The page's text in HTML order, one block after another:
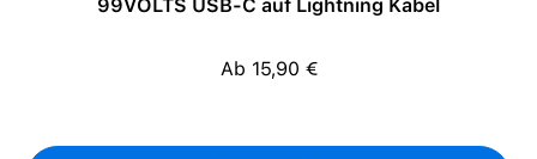
99VOLTS USB-C auf Lightning Kabel
Regulärer Preis:
Ab 15,90 €